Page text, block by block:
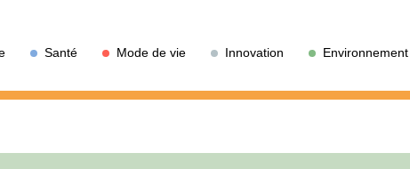
Santé Mode de vie Innovation Environnement